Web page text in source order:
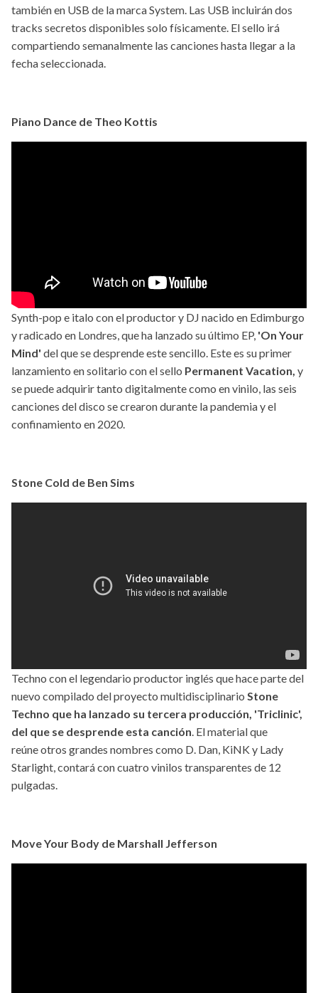
también en USB de la marca System. Las USB incluirán dos
tracks secretos disponibles solo físicamente. El sello irá
compartiendo semanalmente las canciones hasta llegar a la
fecha seleccionada.
Piano Dance de Theo Kottis
Synth-pop e italo con el productor y DJ nacido en Edimburgo
y radicado en Londres, que ha lanzado su último EP, 'On Your
Mind' del que se desprende este sencillo. Este es su primer
lanzamiento en solitario con el sello Permanent Vacation, y
se puede adquirir tanto digitalmente como en vinilo, las seis
canciones del disco se crearon durante la pandemia y el
confinamiento en 2020.
Stone Cold de Ben Sims
Techno con el legendario productor inglés que hace parte del
nuevo compilado del proyecto multidisciplinario Stone
Techno que ha lanzado su tercera producción, 'Triclinic',
del que se desprende esta canción. El material que
reúne otros grandes nombres como D. Dan, KiNK y Lady
Starlight, contará con cuatro vinilos transparentes de 12
pulgadas.
Move Your Body de Marshall Jefferson